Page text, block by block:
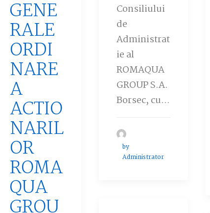
GENE
RALE
ORDI
NARE
A
ACTIO
NARIL
OR
ROMA
QUA
Consiliului
de
Administrat
ie al
ROMAQUA
GROUP S.A.
Borsec, cu…
by
Administrator